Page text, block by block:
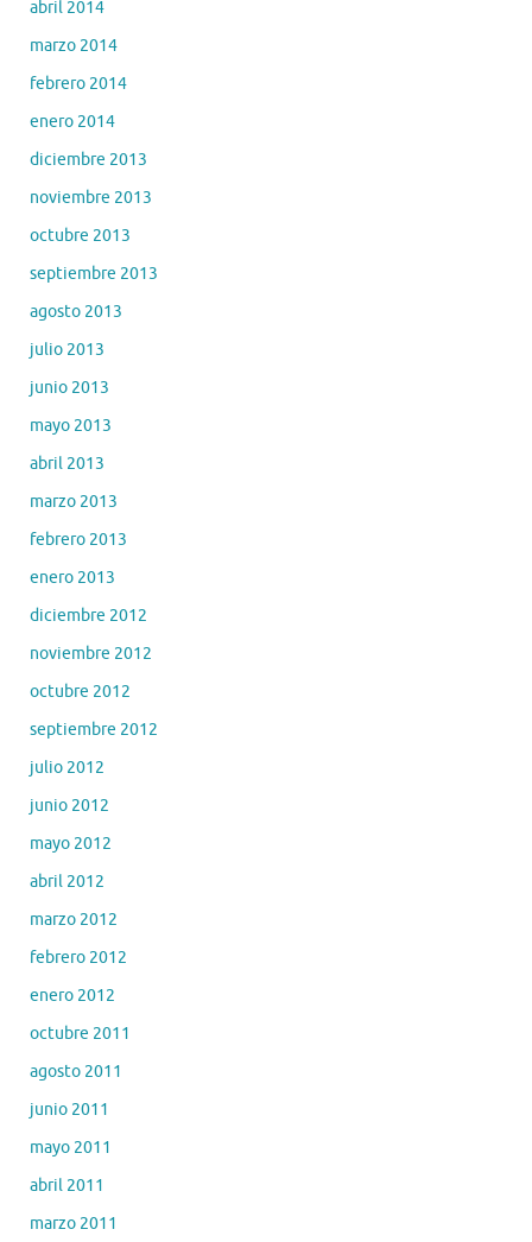
abril 2014
marzo 2014
febrero 2014
enero 2014
diciembre 2013
noviembre 2013
octubre 2013
septiembre 2013
agosto 2013
julio 2013
junio 2013
mayo 2013
abril 2013
marzo 2013
febrero 2013
enero 2013
diciembre 2012
noviembre 2012
octubre 2012
septiembre 2012
julio 2012
junio 2012
mayo 2012
abril 2012
marzo 2012
febrero 2012
enero 2012
octubre 2011
agosto 2011
junio 2011
mayo 2011
abril 2011
marzo 2011